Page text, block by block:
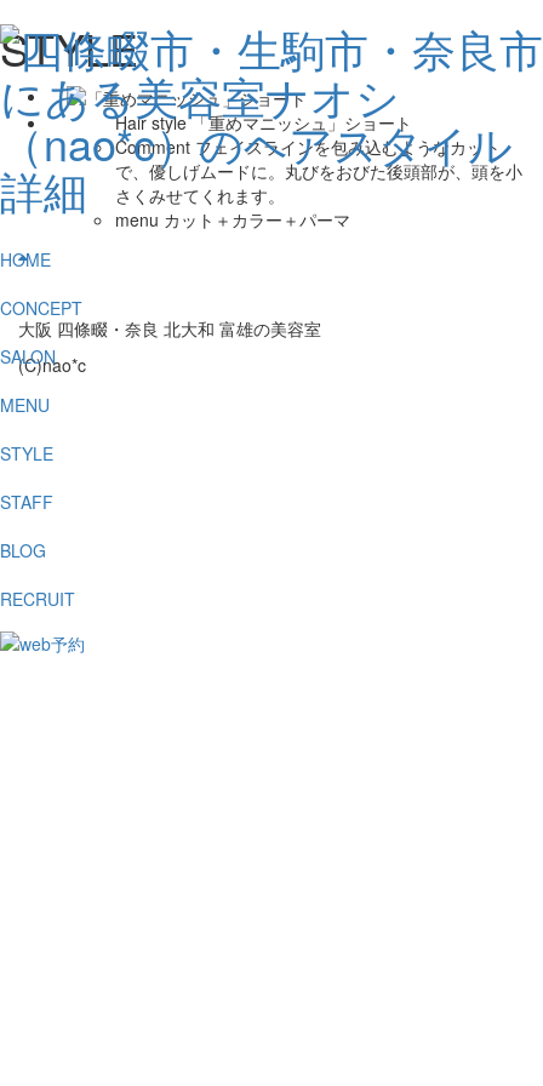
HOME
CONCEPT
SALON
MENU
STYLE
STAFF
BLOG
RECRUIT
STYLE
Hair style 「重めマニッシュ」ショート
Comment フェイスラインを包み込むようなカット
で、優しげムードに。丸びをおびた後頭部が、頭を小
さくみせてくれます。
menu カット＋カラー＋パーマ
大阪 四條畷・奈良 北大和 富雄の美容室
(C)nao*c